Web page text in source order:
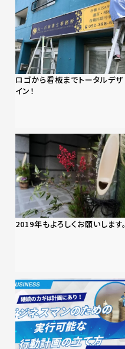
ロゴから看板までトータルデザ
イン！
2019年もよろしくお願いします。